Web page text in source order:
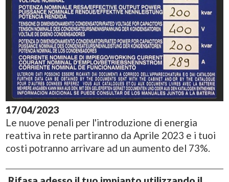
17/04/2023
Le nuove penali per l'introduzione di energia
reattiva in rete partiranno da Aprile 2023 e i tuoi
costi potranno arrivare ad un aumento del 73%.